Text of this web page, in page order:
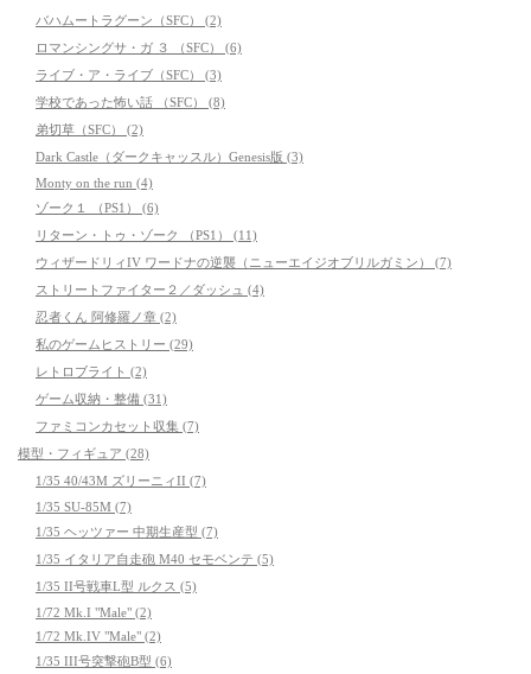
バハムートラグーン（SFC） (2)
ロマンシングサ・ガ ３ （SFC） (6)
ライブ・ア・ライブ（SFC） (3)
学校であった怖い話 （SFC） (8)
弟切草（SFC） (2)
Dark Castle（ダークキャッスル）Genesis版 (3)
Monty on the run (4)
ゾーク１ （PS1） (6)
リターン・トゥ・ゾーク （PS1） (11)
ウィザードリィIV ワードナの逆襲（ニューエイジオブリルガミン） (7)
ストリートファイター２／ダッシュ (4)
忍者くん 阿修羅ノ章 (2)
私のゲームヒストリー (29)
レトロブライト (2)
ゲーム収納・整備 (31)
ファミコンカセット収集 (7)
模型・フィギュア (28)
1/35 40/43M ズリーニィII (7)
1/35 SU-85M (7)
1/35 ヘッツァー 中期生産型 (7)
1/35 イタリア自走砲 M40 セモベンテ (5)
1/35 II号戦車L型 ルクス (5)
1/72 Mk.I "Male" (2)
1/72 Mk.IV "Male" (2)
1/35 III号突撃砲B型 (6)